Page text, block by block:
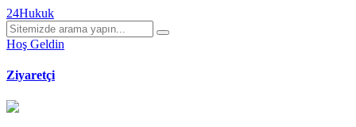
24Hukuk
Hoş Geldin
Ziyaretçi